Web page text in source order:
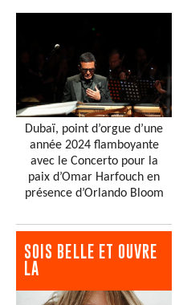
Dubaï, point d’orgue d’une
année 2024 flamboyante
avec le Concerto pour la
paix d’Omar Harfouch en
présence d’Orlando Bloom
SOIS BELLE ET OUVRE
LA